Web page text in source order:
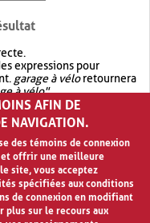
expressions pour
garage à véloretournera
à vélo".
avec OR.garage OR vélo
quegarage à vélo
AFIN DE
NAVIGATION.
des témoins de connexion
offrir une meilleure
site, vous acceptez
spécifiées aux conditions
de connexion en modifiant
plus sur le recours aux